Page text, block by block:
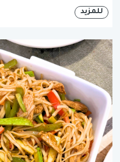
للمزيد